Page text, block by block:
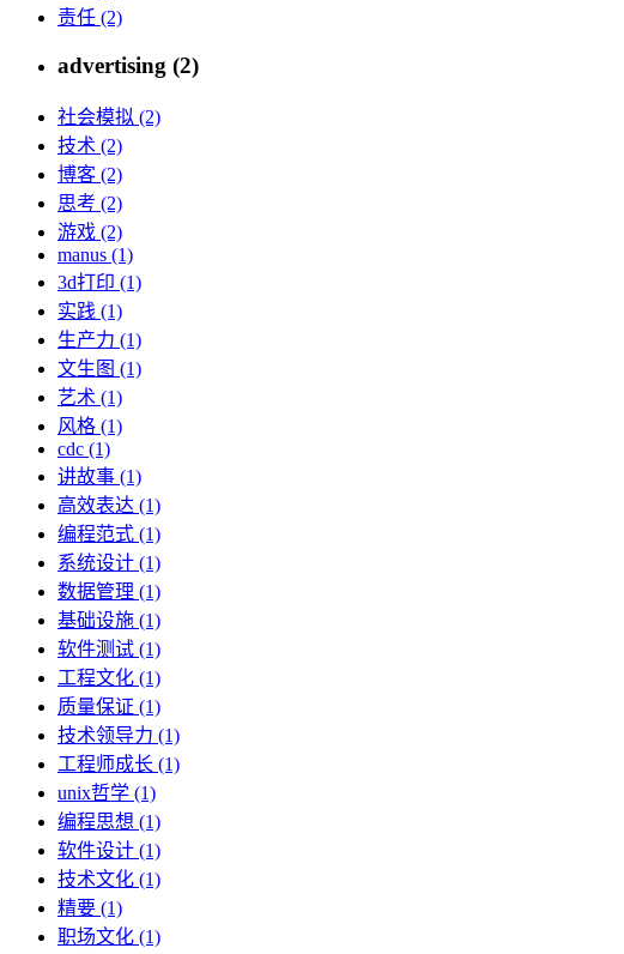
责任 (2)
advertising (2)
社会模拟 (2)
技术 (2)
博客 (2)
思考 (2)
游戏 (2)
manus (1)
3d打印 (1)
实践 (1)
生产力 (1)
文生图 (1)
艺术 (1)
风格 (1)
cdc (1)
讲故事 (1)
高效表达 (1)
编程范式 (1)
系统设计 (1)
数据管理 (1)
基础设施 (1)
软件测试 (1)
工程文化 (1)
质量保证 (1)
技术领导力 (1)
工程师成长 (1)
unix哲学 (1)
编程思想 (1)
软件设计 (1)
技术文化 (1)
精要 (1)
职场文化 (1)